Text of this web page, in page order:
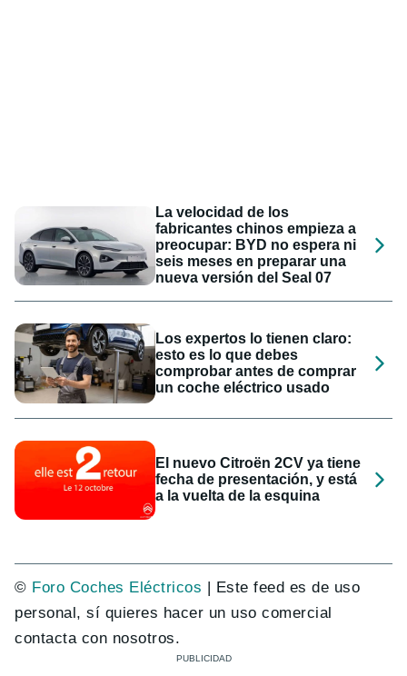
La velocidad de los
fabricantes chinos empieza a
preocupar: BYD no espera ni
seis meses en preparar una
nueva versión del Seal 07
Los expertos lo tienen claro:
esto es lo que debes
comprobar antes de comprar
un coche eléctrico usado
El nuevo Citroën 2CV ya tiene
fecha de presentación, y está
a la vuelta de la esquina
© Foro Coches Eléctricos | Este feed es de uso
personal, sí quieres hacer un uso comercial
contacta con nosotros.